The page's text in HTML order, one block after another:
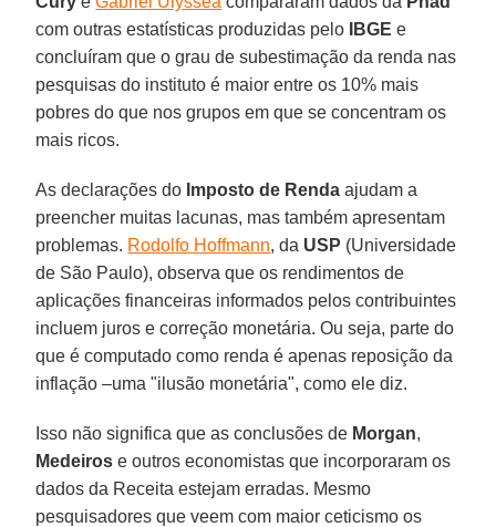
com outras estatísticas produzidas pelo
IBGE e
concluíram que o grau de subestimação da renda nas
pesquisas do instituto é maior entre os 10% mais
pobres do que nos grupos em que se concentram os
mais ricos.
As declarações do Imposto de Renda ajudam a
preencher muitas lacunas, mas também apresentam
problemas. Rodolfo Hoffmann, da USP (Universidade
de São Paulo), observa que os rendimentos de
aplicações financeiras informados pelos contribuintes
incluem juros e correção monetária. Ou seja, parte do
que é computado como renda é apenas reposição da
inflação –uma "ilusão monetária", como ele diz.
Isso não significa que as conclusões de Morgan,
Medeiros e outros economistas que incorporaram os
dados da Receita estejam erradas. Mesmo
pesquisadores que veem com maior ceticismo os